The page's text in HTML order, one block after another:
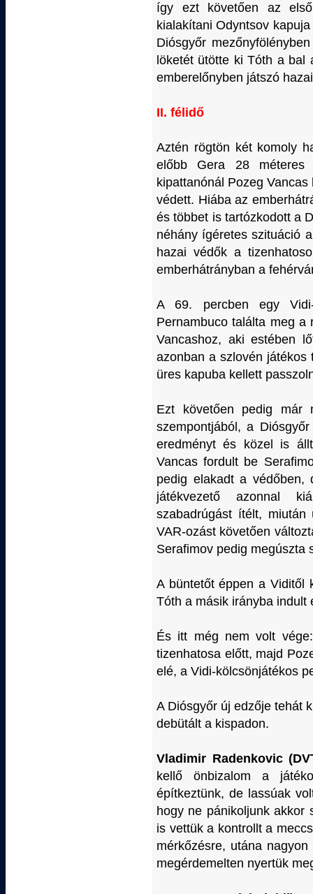
így ezt követően az
kialakítani Odyntsov
Diósgyőr
löketét ütötte ki Tóth a bal
emberelőnyben játszó
II. félidő
Aztén rögtön két komoly
előbb Gera 28
kipattanónál Pozeg
védett. Hiába az
és többet is tartózkodott a
néhány ígéretes szituáció
hazai védők a
emberhátrányban a
A 69. percben egy
Pernambuco találta meg
Vancashoz, aki estében
azonban a szlovén
üres kapuba kellett
Ezt követően pedig
szempontjából, a
eredményt és közel is
Vancas fordult be
pedig elakadt a
játékvezető azonnal
szabadrúgást ítélt,
VAR-ozást követően
Serafimov pedig megúszta
A büntetőt éppen a Viditől
Tóth a másik irányba indult
És itt még nem volt
tizenhatosa előtt, majd
elé, a Vidi-kölcsönjátékos
A Diósgyőr új edzője tehát
debütált a kispadon.
Vladimir Radenkovic
kellő önbizalom a
építkeztünk, de lassúak
hogy ne pánikoljunk akkor
is vettük a kontrollt a
mérkőzésre, utána
megérdemelten nyertük